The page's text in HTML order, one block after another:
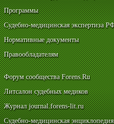
Программы
Судебно-медицинская экспертиза
Нормативные документы
Правообладателям
Форум сообщества Forens.Ru
Литсалон судебных медиков
Журнал journal.forens-lit.ru
Судебно-медицинская энциклопедия